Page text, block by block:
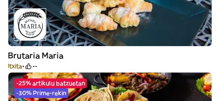
Brutaria Maria
Itxita --
-25% artikulu batzuetan
-30% Prime-rekin